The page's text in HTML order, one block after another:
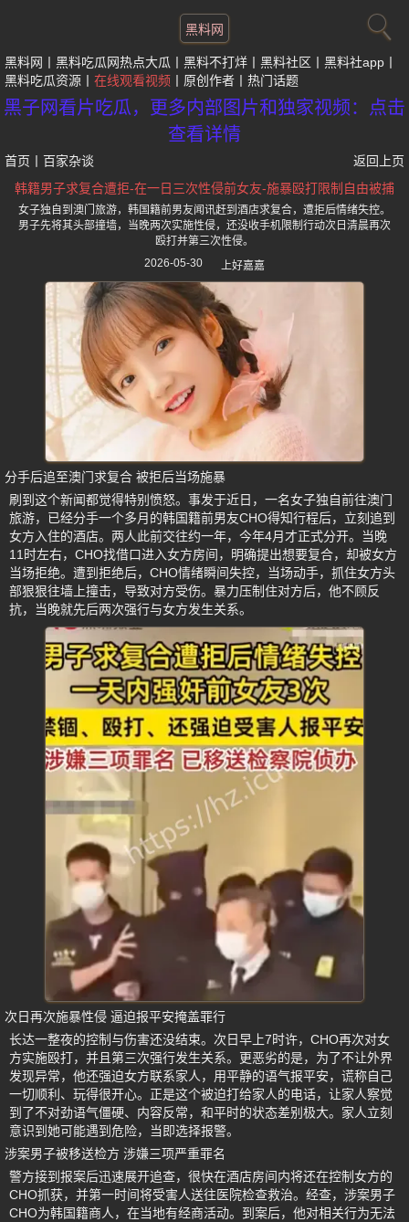
黑料网
黑料网 黑料吃瓜网热点大瓜 黑料不打烊 黑料社区
黑料社app
黑料吃瓜资源
在线观看视频 原创作者 热门话题
黑子网看片吃瓜，更多内部图片和独家视频：点击
查看详情
首页 百家杂谈
返回上页
韩籍男子求复合遭拒-在一日三次性侵前女友-施暴殴打限制自由被捕
女子独自到澳门旅游，韩国籍前男友闻讯赶到酒店求复合，遭拒后情绪失控。
男子先将其头部撞墙，当晚两次实施性侵，还没收手机限制行动次日清晨再次
殴打并第三次性侵。
2026-05-30
上好嘉嘉
分手后追至澳门求复合 被拒后当场施暴
刷到这个新闻都觉得特别愤怒。事发于近日，一名女子独自前往澳门
旅游，已经分手一个多月的韩国籍前男友CHO得知行程后，立刻追到
女方入住的酒店。两人此前交往约一年，今年4月才正式分开。当晚
11时左右，CHO找借口进入女方房间，明确提出想要复合，却被女方
当场拒绝。遭到拒绝后，CHO情绪瞬间失控，当场动手，抓住女方头
部狠狠往墙上撞击，导致对方受伤。暴力压制住对方后，他不顾反
抗，当晚就先后两次强行与女方发生关系。
次日再次施暴性侵 逼迫报平安掩盖罪行
长达一整夜的控制与伤害还没结束。次日早上7时许，CHO再次对女
方实施殴打，并且第三次强行发生关系。更恶劣的是，为了不让外界
发现异常，他还强迫女方联系家人，用平静的语气报平安，谎称自己
一切顺利、玩得很开心。正是这个被迫打给家人的电话，让家人察觉
到了不对劲语气僵硬、内容反常，和平时的状态差别极大。家人立刻
意识到她可能遇到危险，当即选择报警。
涉案男子被移送检方 涉嫌三项严重罪名
警方接到报案后迅速展开追查，很快在酒店房间内将还在控制女方的
CHO抓获，并第一时间将受害人送往医院检查救治。经查，涉案男子
CHO为韩国籍商人，在当地有经商活动。到案后，他对相关行为无法